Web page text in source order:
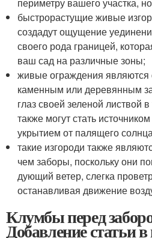
периметру вашего участка,
быстрорастущие живые
создадут ощущение
своего рода границей,
ваш сад на различные зоны;
живые ограждения являются
каменным или деревянным
глаз своей зеленой листвой
также могут стать
укрытием от палящего
такие изгороди также
чем заборы, поскольку они
дующий ветер, слегка
останавливая движение
Клумбы перед
Добавление статьи